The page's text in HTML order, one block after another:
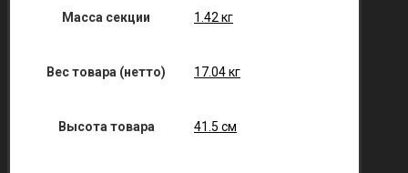
Масса секции 1.42 кг
Вес товара (нетто) 17.04 кг
Высота товара 41.5 см